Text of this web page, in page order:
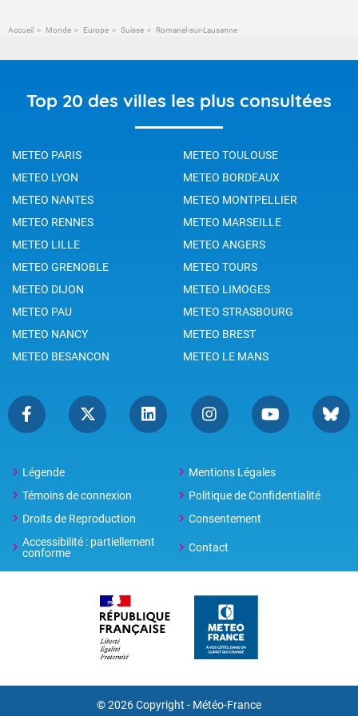
Accueil Monde Europe Suisse Romanel-sur-Lausanne
Top 20 des villes les plus consultées
METEO PARIS
METEO TOULOUSE
METEO LYON
METEO BORDEAUX
METEO NANTES
METEO MONTPELLIER
METEO RENNES
METEO MARSEILLE
METEO LILLE
METEO ANGERS
METEO GRENOBLE
METEO TOURS
METEO DIJON
METEO LIMOGES
METEO PAU
METEO STRASBOURG
METEO NANCY
METEO BREST
METEO BESANCON
METEO LE MANS
Légende
Mentions Légales
Témoins de connexion
Politique de Confidentialité
Droits de Reproduction
Consentement
Accessibilité : partiellement
conforme
Contact
© 2026 Copyright - Météo-France